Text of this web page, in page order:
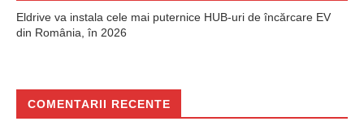
Eldrive va instala cele mai puternice HUB-uri de încărcare EV
din România, în 2026
COMENTARII RECENTE